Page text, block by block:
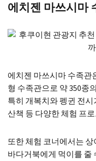
에치젠 마쓰시마
에치젠 마쓰시마 수족관
형 수족관으로 약 350종
특히 개복치와 펭귄 전
산책 등 다양한 체험 프
또한 체험 코너에서는
바다거북에게 먹이를 줄